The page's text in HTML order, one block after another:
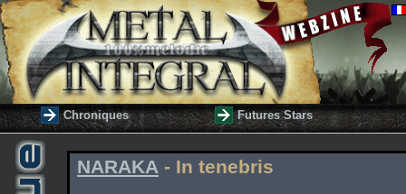
Chroniques Futures Stars
NARAKA - In tenebris